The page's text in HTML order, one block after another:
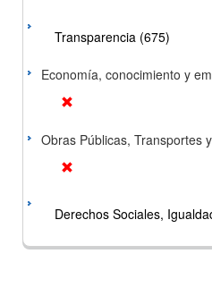
Transparencia (675)
Economía, conocimiento y
Obras Públicas, Transportes
Derechos Sociales,